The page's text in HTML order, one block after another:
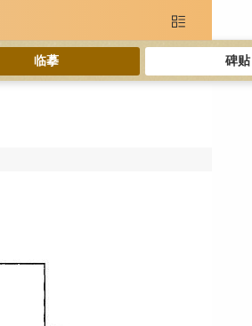

临摹 碑贴